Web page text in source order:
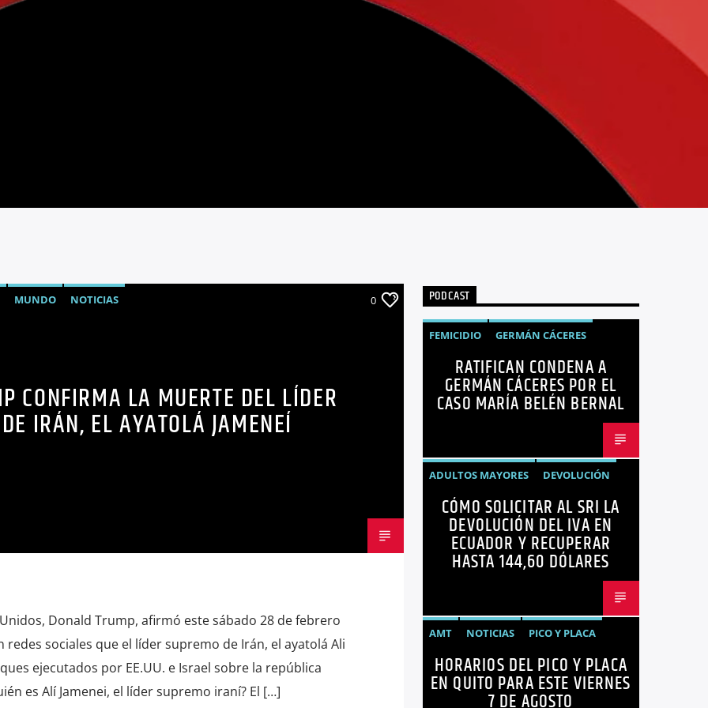
MUNDO NOTICIAS 0
CONFIRMA LA MUERTE DEL LÍDER
IRÁN, EL AYATOLÁ JAMENEÍ
Donald Trump, afirmó este sábado 28 de febrero
redes sociales que el líder supremo de Irán, el ayatolá Ali
ejecutados por EE.UU. e Israel sobre la república
es Alí Jamenei, el líder supremo iraní? El […]
PODCAST
FEMICIDIO
GERMÁN CÁCERES
MARÍA BELÉN BERNAL
NOTICIAS
SEGURIDAD
RATIFICAN CONDENA A
GERMÁN CÁCERES POR EL
CASO MARÍA BELÉN BERNAL
ADULTOS MAYORES
DEVOLUCIÓN
ECUADOR
NEGOCIOS
NOTICIAS
PERSONAS CON DISCAPACIDAD
CÓMO SOLICITAR AL SRI LA
DEVOLUCIÓN DEL IVA EN
ECUADOR Y RECUPERAR
HASTA 144,60 DÓLARES
AMT NOTICIAS
PICO Y PLACA
QUITO
SANCIONES
HORARIOS DEL PICO Y PLACA
EN QUITO PARA ESTE VIERNES
7 DE AGOSTO